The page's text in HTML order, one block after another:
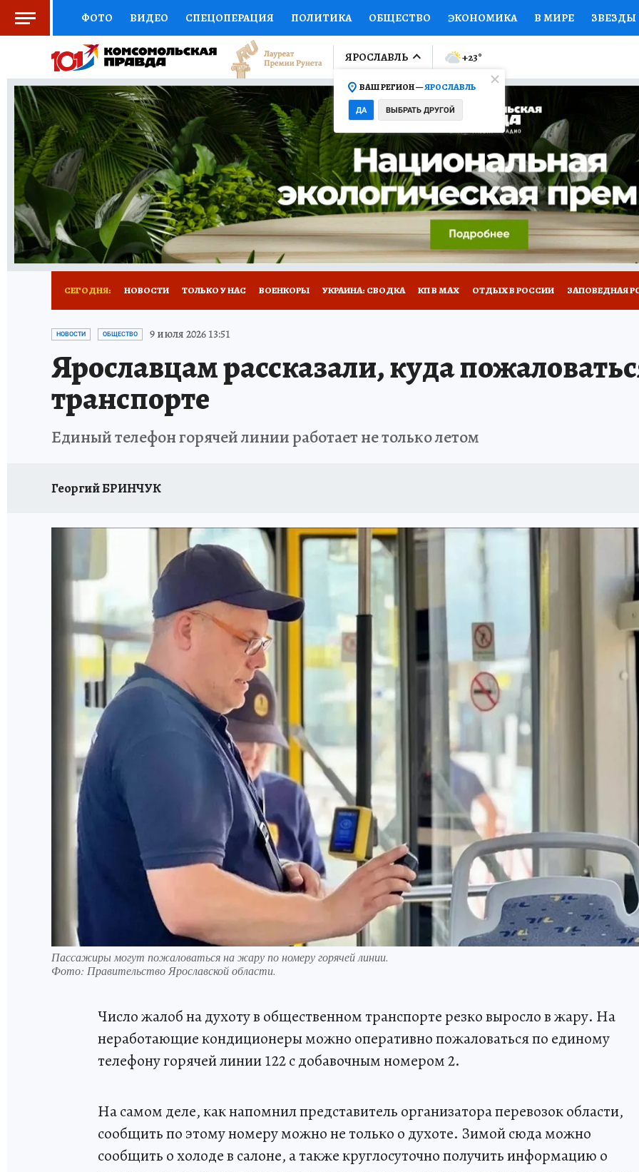
ФОТО ВИДЕО СПЕЦОПЕРАЦИЯ ПОЛИТИКА ОБЩЕСТВО ЭКОНОМИКА В МИРЕ ЗВЕЗДЫ
СОЦПОДДЕРЖКА НАУКА СПОРТ КОЛУМНИСТЫ ПРОИСШЕСТВИЯ НАЦИОНАЛЬНЫЕ
ВЫБОР ЭКСПЕРТОВ ДОКТОР ФИНАНСЫ ОТКРЫВАЕМ МИР Я ЗНАЮ СЕМЬЯ ЖЕНСКИЕ
КНИЖНАЯ ПОЛКА ПРОГНОЗЫ НА СПОРТ ПРОМОКОДЫ СЕРИАЛЫ СПЕЦПРОЕКТЫ
ПРЕСС-ЦЕНТР НЕДВИЖИМОСТЬ ТЕЛЕВИЗОР КОЛЛЕКЦИИ КОНКУРСЫ РАБОТА У НАС
РАДИО КП РЕКЛАМА ТЕСТЫ НОВОЕ НА САЙТЕ ОБЪЯВЛЕНИЯ
ЯРОСЛАВЛЬ
ВАШ РЕГИОН —ЯРОСЛАВЛЬ
ДА ВЫБРАТЬ ДРУГОЙ
+23°
СЕГОДНЯ: НОВОСТИ ТОЛЬКО У НАС ВОЕНКОРЫ УКРАИНА: СВОДКА КП В МАХ ОТДЫХ В РОССИИ ЗАПОВЕДНАЯ
ГЕРОИ ЯРОСЛАВИИ ИСПЫТАНО НА СЕБЕ
НОВОСТИ ОБЩЕСТВО 9 июля 2026 13:51
Ярославцам рассказали, куда
транспорте
Единый телефон горячей линии работает не только летом
Георгий БРИНЧУК
Пассажиры могут пожаловаться на жару по номеру горячей линии.
Фото: Правительство Ярославской области.
Число жалоб на духоту в общественном транспорте резко выросло в жару. На
неработающие кондиционеры можно оперативно пожаловаться по единому
телефону горячей линии 122 с добавочным номером 2.
На самом деле, как напомнил представитель организатора перевозок области,
сообщить по этому номеру можно не только о духоте. Зимой сюда можно
сообщить о холоде в салоне, а также круглосуточно получить информацию о